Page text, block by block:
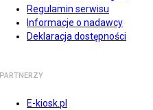
Regulamin serwisu
Informacje o nadawcy
Deklaracja dostępności
PARTNERZY
E-kiosk.pl